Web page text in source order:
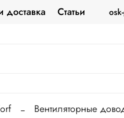
доставка Статьи
Вентиляторные